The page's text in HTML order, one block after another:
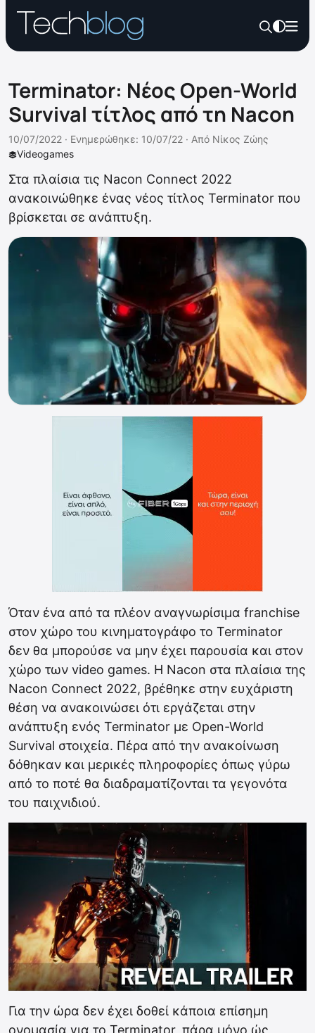
Terminator: Νέος Open-World
Survival τίτλος από τη Nacon
Videogames
10/07/2022 · Ενημερώθηκε: 10/07/22 · Από Νίκος Ζώης
Στα πλαίσια τις Nacon Connect 2022
ανακοινώθηκε ένας νέος τίτλος Terminator που
βρίσκεται σε ανάπτυξη.
Όταν ένα από τα πλέον αναγνωρίσιμα franchise
στον χώρο του κινηματογράφο το Terminator
δεν θα μπορούσε να μην έχει παρουσία και στον
χώρο των video games. Η Nacon στα πλαίσια της
Nacon Connect 2022, βρέθηκε στην ευχάριστη
θέση να ανακοινώσει ότι εργάζεται στην
ανάπτυξη ενός Terminator με Open-World
Survival στοιχεία. Πέρα από την ανακοίνωση
δόθηκαν και μερικές πληροφορίες όπως γύρω
από το ποτέ θα διαδραματίζονται τα γεγονότα
του παιχνιδιού.
Για την ώρα δεν έχει δοθεί κάποια επίσημη
ονομασία για το Terminator, πάρα μόνο ώς